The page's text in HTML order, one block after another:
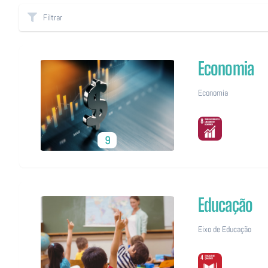
9
Economia
Economia
Educação
Eixo de Educação